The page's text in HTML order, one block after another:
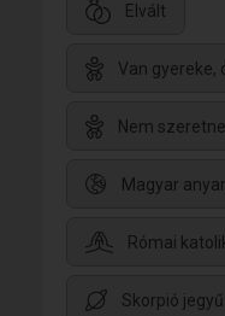
Elvált
Van gyereke,
Nem
Magyar
Római
Skorpió jegyű